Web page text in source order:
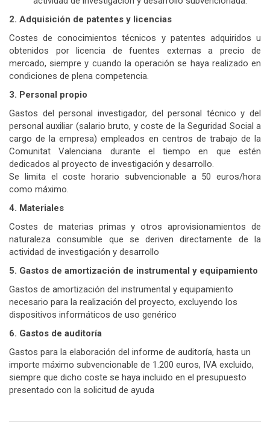
2. Adquisición de patentes y licencias
Costes de conocimientos técnicos y patentes adquiridos u
obtenidos por licencia de fuentes externas a precio de
mercado, siempre y cuando la operación se haya realizado en
condiciones de plena competencia.
3. Personal propio
Gastos del personal investigador, del personal técnico y del
personal auxiliar (salario bruto, y coste de la Seguridad Social a
cargo de la empresa) empleados en centros de trabajo de la
Comunitat Valenciana durante el tiempo en que estén
dedicados al proyecto de investigación y desarrollo.
Se limita el coste horario subvencionable a 50 euros/hora
como máximo.
4. Materiales
Costes de materias primas y otros aprovisionamientos de
naturaleza consumible que se deriven directamente de la
actividad de investigación y desarrollo
5. Gastos de amortización de instrumental y equipamiento
Gastos de amortización del instrumental y equipamiento
necesario para la realización del proyecto, excluyendo los
dispositivos informáticos de uso genérico
6. Gastos de auditoría
Gastos para la elaboración del informe de auditoría, hasta un
importe máximo subvencionable de 1.200 euros, IVA excluido,
siempre que dicho coste se haya incluido en el presupuesto
presentado con la solicitud de ayuda